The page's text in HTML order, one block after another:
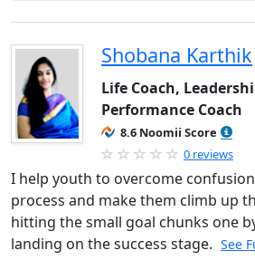
Shobana Karthik
Life Coach,
Performance Coach
8.6 Noomii Score
0 reviews
I help youth to overcome
process and make them climb up
hitting the small goal chunks one
landing on the success stage. See